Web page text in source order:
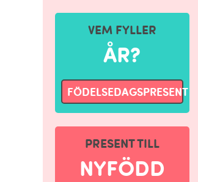
VEM FYLLER
ÅR?
FÖDELSEDAGSPRESENT
PRESENT TILL
NYFÖDD